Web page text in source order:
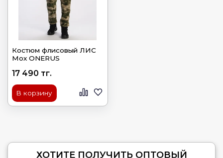
Костюм флисовый ЛИС
Мох ONERUS
17 490 тг.
В корзину
ХОТИТЕ ПОЛУЧИТЬ ОПТОВЫЙ